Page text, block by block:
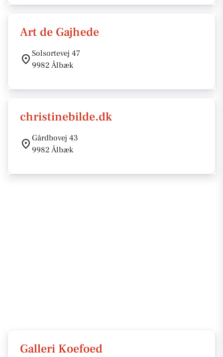
Art de Gajhede
Solsortevej 47
9982 Ålbæk
christinebilde.dk
Gårdbovej 43
9982 Ålbæk
Galleri Koefoed